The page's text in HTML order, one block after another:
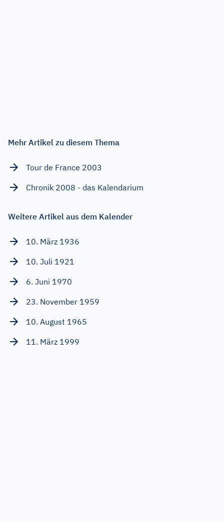
Mehr Artikel zu diesem Thema
Tour de France 2003
Chronik 2008 - das Kalendarium
Weitere Artikel aus dem Kalender
10. März 1936
10. Juli 1921
6. Juni 1970
23. November 1959
10. August 1965
11. März 1999